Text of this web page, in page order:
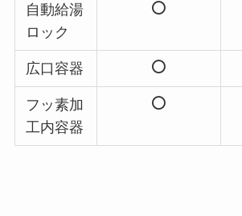
自動給湯
ロック
広口容器
フッ素加
工内容器